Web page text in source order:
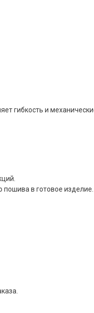
гибкость и
пошива в готовое изделие.